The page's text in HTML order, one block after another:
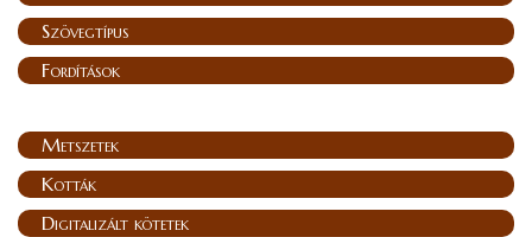
Szövegtípus
Fordítások
Metszetek
Kották
Digitalizált kötetek